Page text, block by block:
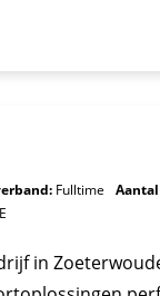
Fulltime
in